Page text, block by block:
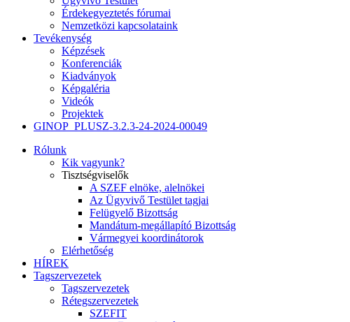
Érdekegyeztetés fórumai
Nemzetközi kapcsolataink
Tevékenység
Képzések
Konferenciák
Kiadványok
Képgaléria
Videók
Projektek
GINOP_PLUSZ-3.2.3-24-2024-00049
Rólunk
Kik vagyunk?
Tisztségviselők
A SZEF elnöke, alelnökei
Az Ügyvivő Testület tagjai
Felügyelő Bizottság
Mandátum-megállapító Bizottság
Vármegyei koordinátorok
Elérhetőség
HÍREK
Tagszervezetek
Tagszervezetek
Rétegszervezetek
SZEFIT